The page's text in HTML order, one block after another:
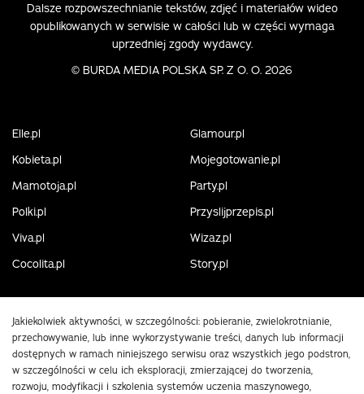
Dalsze rozpowszechnianie tekstów, zdjęć i materiałów wideo
opublikowanych w serwisie w całości lub w części wymaga
uprzedniej zgody wydawcy.
© BURDA MEDIA POLSKA SP. Z O. O. 2026
Elle.pl
Glamour.pl
Kobieta.pl
Mojegotowanie.pl
Mamotoja.pl
Party.pl
Polki.pl
Przyslijprzepis.pl
Viva.pl
Wizaz.pl
Cocolita.pl
Story.pl
Jakiekolwiek aktywności, w szczególności: pobieranie, zwielokrotnianie,
przechowywanie, lub inne wykorzystywanie treści, danych lub informacji
dostępnych w ramach niniejszego serwisu oraz wszystkich jego podstron,
w szczególności w celu ich eksploracji, zmierzającej do tworzenia,
rozwoju, modyfikacji i szkolenia systemów uczenia maszynowego,